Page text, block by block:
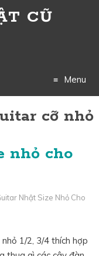
CŨ
Menu
Skip
content
cỡ nhỏ
nhỏ cho
Nhật Size Nhỏ Cho
1/2, 3/4 thích hợp